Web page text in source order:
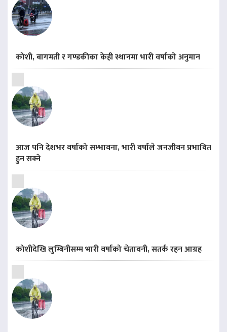
कोशी, बागमती र गण्डकीका केही स्थानमा भारी वर्षाको अनुमान
आज पनि देशभर वर्षाको सम्भावना, भारी वर्षाले जनजीवन प्रभावित
हुन सक्ने
कोशीदेखि लुम्बिनीसम्म भारी वर्षाको चेतावनी, सतर्क रहन आग्रह